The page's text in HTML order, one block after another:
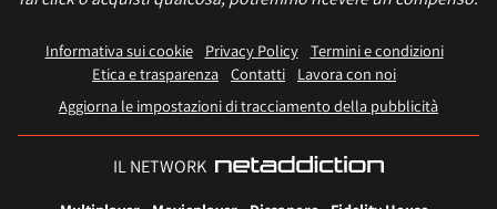
Informativa sui cookie Privacy Policy
Termini e condizioni
Etica e trasparenza Contatti
Lavora con noi
Aggiorna le impostazioni di tracciamento della pubblicità
IL NETWORK